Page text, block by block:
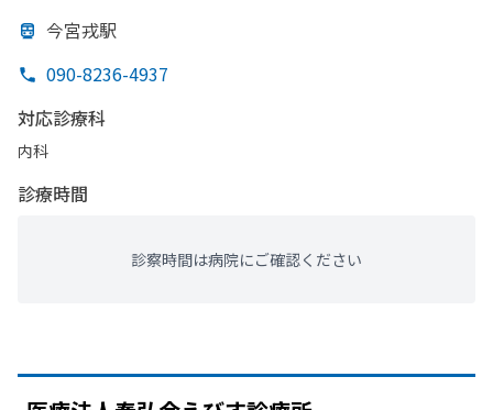
今宮戎駅
090-8236-4937
対応診療科
内科
診療時間
診察時間は病院にご確認ください